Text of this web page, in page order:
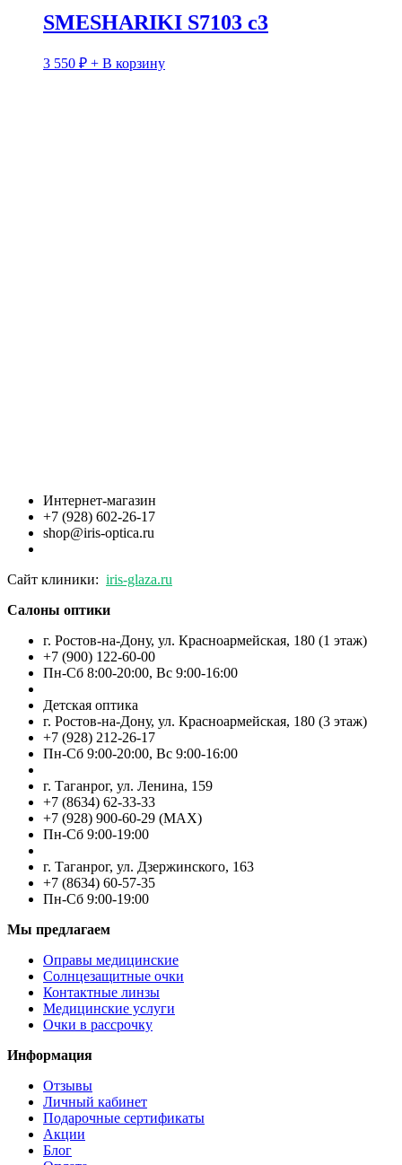
SMESHARIKI S7103 c3
3 550 ₽ + В корзину
Интернет-магазин
+7 (928) 602-26-17
shop@iris-optica.ru
Сайт клиники: iris-glaza.ru
Салоны оптики
г. Ростов-на-Дону, ул. Красноармейская, 180 (1 этаж)
+7 (900) 122-60-00
Пн-Cб 8:00-20:00, Вс 9:00-16:00
Детская оптика
г. Ростов-на-Дону, ул. Красноармейская, 180 (3 этаж)
+7 (928) 212-26-17
Пн-Cб 9:00-20:00, Вс 9:00-16:00
г. Таганрог, ул. Ленина, 159
+7 (8634) 62-33-33
+7 (928) 900-60-29 (MAX)
Пн-Cб 9:00-19:00
г. Таганрог, ул. Дзержинского, 163
+7 (8634) 60-57-35
Пн-Сб 9:00-19:00
Мы предлагаем
Оправы медицинские
Солнцезащитные очки
Контактные линзы
Медицинские услуги
Очки в рассрочку
Информация
Отзывы
Личный кабинет
Подарочные сертификаты
Акции
Блог